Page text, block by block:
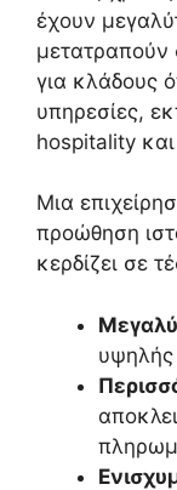
έχουν
μετατραπούν
για κλάδους
υπηρεσίες,
hospitality και
Μια
προώθηση
κερδίζει σε